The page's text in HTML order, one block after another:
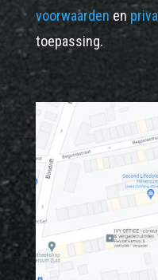
voorwaarden en
toepassing.